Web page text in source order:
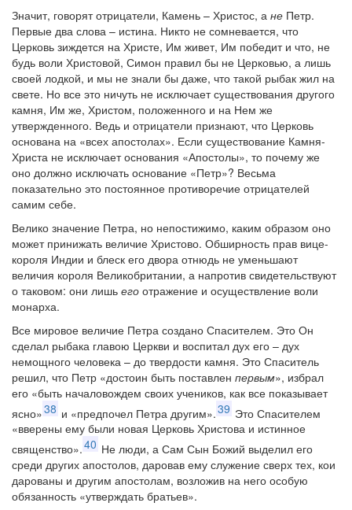
Значит, говорят отрицатели, Камень – Христос, а не Петр.
Первые два слова – истина. Никто не сомневается, что
Церковь зиждется на Христе, Им живет, Им победит и что, не
будь воли Христовой, Симон правил бы не Церковью, а лишь
своей лодкой, и мы не знали бы даже, что такой рыбак жил на
свете. Но все это ничуть не исключает существования другого
камня, Им же, Христом, положенного и на Нем же
утвержденного. Ведь и отрицатели признают, что Церковь
основана на «всех апостолах». Если существование Камня-
Христа не исключает основания «Апостолы», то почему же
оно должно исключать основание «Петр»? Весьма
показательно это постоянное противоречие отрицателей
самим себе.
Велико значение Петра, но непостижимо, каким образом оно
может принижать величие Христово. Обширность прав вице-
короля Индии и блеск его двора отнюдь не уменьшают
величия короля Великобритании, а напротив свидетельствуют
о таковом: они лишь его отражение и осуществление воли
монарха.
Все мировое величие Петра создано Спасителем. Это Он
сделал рыбака главою Церкви и воспитал дух его – дух
немощного человека – до твердости камня. Это Спаситель
решил, что Петр «достоин быть поставлен первым», избрал
его «быть началовождем своих учеников, как все показывает
ясно»38 и «предпочел Петра другим».39 Это Спасителем
«вверены ему были новая Церковь Христова и истинное
священство».40 Не люди, а Сам Сын Божий выделил его
среди других апостолов, даровав ему служение сверх тех, кои
дарованы и другим апостолам, возложив на него особую
обязанность «утверждать братьев».